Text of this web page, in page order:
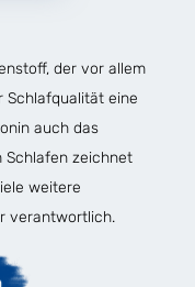
der vor allem
Schlafqualität eine
auch das
Schlafen zeichnet
weitere
verantwortlich.